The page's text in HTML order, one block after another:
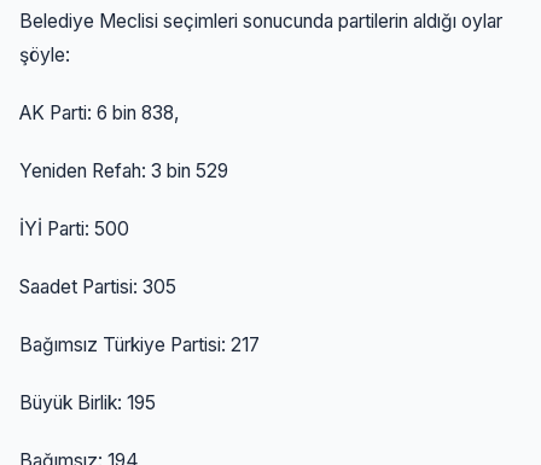
Belediye Meclisi seçimleri sonucunda partilerin aldığı oylar
şöyle:
AK Parti: 6 bin 838,
Yeniden Refah: 3 bin 529
İYİ Parti: 500
Saadet Partisi: 305
Bağımsız Türkiye Partisi: 217
Büyük Birlik: 195